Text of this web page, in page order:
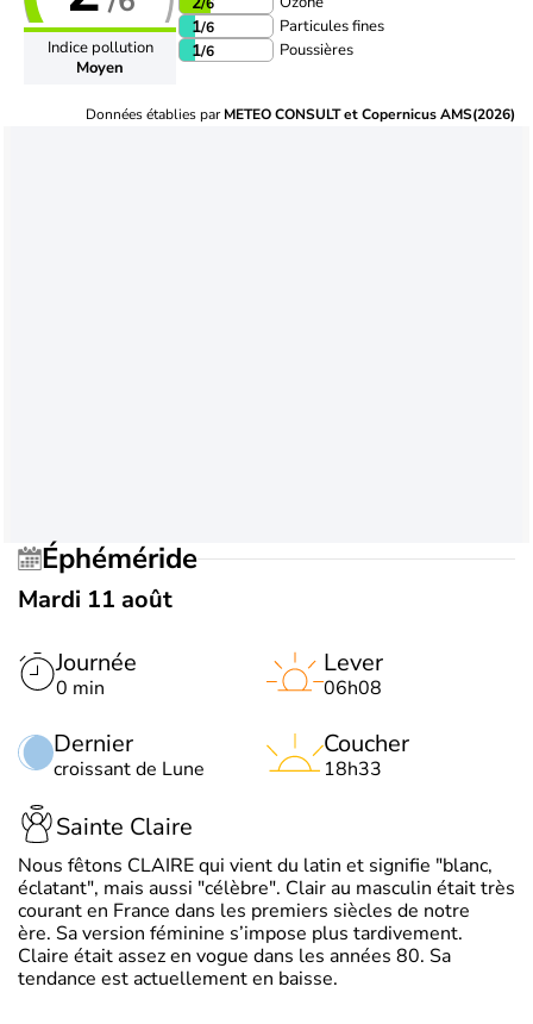
Indice pollution
Moyen
1/6 Particules fines
1/6 Poussières
Données établies parMETEO CONSULT et Copernicus AMS(2026)
Éphéméride
Mardi 11 août
Journée
0 min
Dernier
croissant de Lune
Lever
06h08
Coucher
18h33
Sainte Claire
Nous fêtons CLAIRE qui vient du latin et signifie "blanc,
éclatant", mais aussi "célèbre". Clair au masculin était très
courant en France dans les premiers siècles de notre
ère. Sa version féminine s’impose plus tardivement.
Claire était assez en vogue dans les années 80. Sa
tendance est actuellement en baisse.